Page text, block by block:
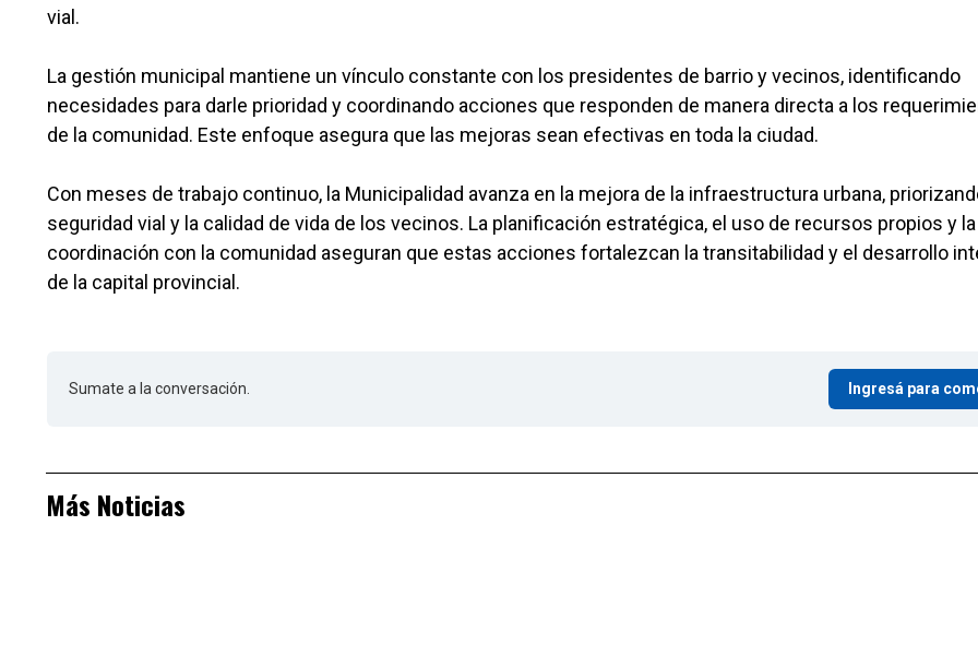
vial.
La gestión municipal mantiene un vínculo constante con los presidentes de barrio y vecinos, identificando
necesidades para darle prioridad y coordinando acciones que responden de manera directa a los
de la comunidad. Este enfoque asegura que las mejoras sean efectivas en toda la ciudad.
Con meses de trabajo continuo, la Municipalidad avanza en la mejora de la infraestructura urbana,
seguridad vial y la calidad de vida de los vecinos. La planificación estratégica, el uso de recursos propios y la
coordinación con la comunidad aseguran que estas acciones fortalezcan la transitabilidad y el desarrollo
de la capital provincial.
Sumate a la conversación. Ingresá para
Más Noticias